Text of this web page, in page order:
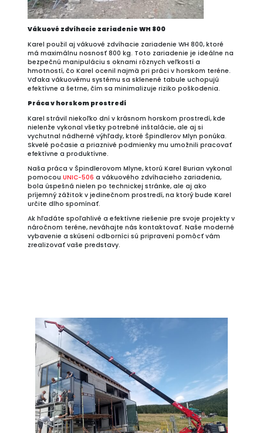
Vákuové zdvíhacie zariadenie WH 800
Karel použil aj vákuové zdvíhacie zariadenie WH 800, ktoré
má maximálnu nosnosť 800 kg. Toto zariadenie je ideálne na
bezpečnú manipuláciu s oknami rôznych veľkostí a
hmotností, čo Karel ocenil najmä pri práci v horskom teréne.
Vďaka vákuovému systému sa sklenené tabule uchopujú
efektívne a šetrne, čím sa minimalizuje riziko poškodenia.
Práca v horskom prostredí
Karel strávil niekoľko dní v krásnom horskom prostredí, kde
nielenže vykonal všetky potrebné inštalácie, ale aj si
vychutnal nádherné výhľady, ktoré Špindlerov Mlyn ponúka.
Skvelé počasie a priaznivé podmienky mu umožnili pracovať
efektívne a produktívne.
Naša práca v Špindlerovom Mlyne, ktorú Karel Burian vykonal
pomocou UNIC-506 a vákuového zdvíhacieho zariadenia,
bola úspešná nielen po technickej stránke, ale aj ako
príjemný zážitok v jedinečnom prostredí, na ktorý bude Karel
určite dlho spomínať.
Ak hľadáte spoľahlivé a efektívne riešenie pre svoje projekty v
náročnom teréne, neváhajte nás kontaktovať. Naše moderné
vybavenie a skúsení odborníci sú pripravení pomôcť vám
zrealizovať vaše predstavy.